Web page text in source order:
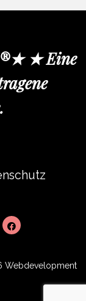
★ Eine
Webdevelopment